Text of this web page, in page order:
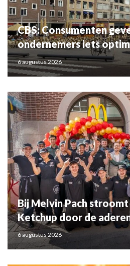
CBS: Consumenten
ondernemers iets
6 augustus 2026
Bij Melvin Pach stroomt
Ketchup door de
6 augustus 2026